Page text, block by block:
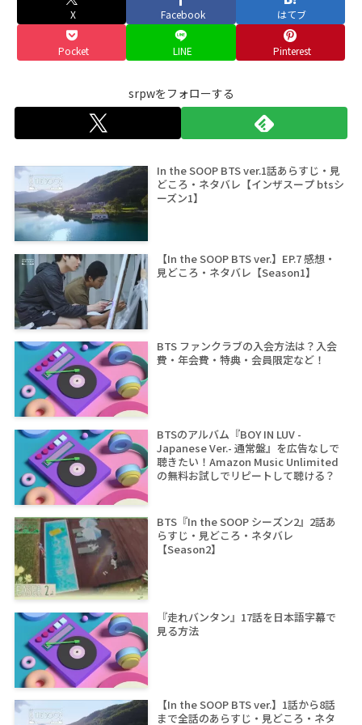
X Facebook はてブ
Pocket LINE Pinterest
srpwをフォローする
In the SOOP BTS ver.1話あらすじ・見
どころ・ネタバレ【インザスープ btsシ
ーズン1】
【In the SOOP BTS ver.】EP.7 感想・
見どころ・ネタバレ【Season1】
BTS ファンクラブの入会方法は？入会
費・年会費・特典・会員限定など！
BTSのアルバム『BOY IN LUV -
Japanese Ver.- 通常盤』を広告なしで
聴きたい！Amazon Music Unlimited
の無料お試しでリピートして聴ける？
BTS『In the SOOP シーズン2』2話あ
らすじ・見どころ・ネタバレ
【Season2】
『走れバンタン』17話を日本語字幕で
見る方法
【In the SOOP BTS ver.】1話から8話
まで全話のあらすじ・見どころ・ネタ